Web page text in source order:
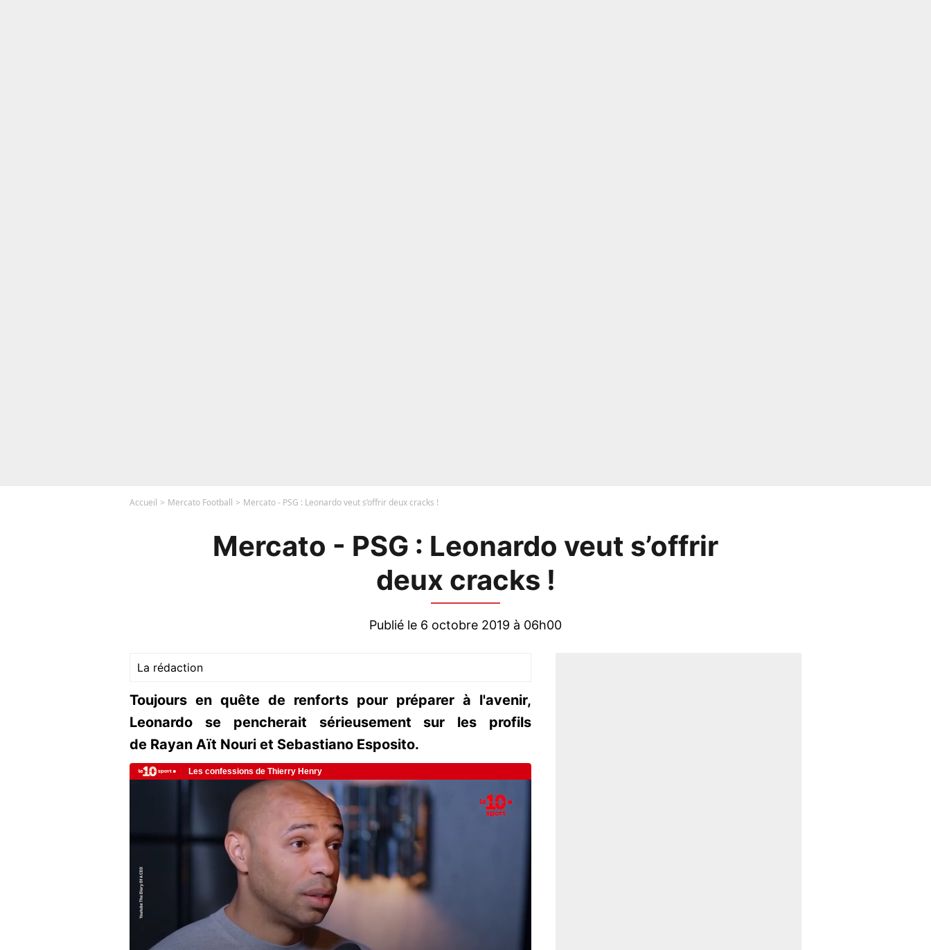
Accueil Mercato Football Mercato - PSG : Leonardo veut s’offrir deux cracks !
Mercato - PSG : Leonardo veut s’offrir
deux cracks !
Publié le 6 octobre 2019 à 06h00
La rédaction
Toujours en quête de renforts pour préparer à l'avenir,
Leonardo se pencherait sérieusement sur les profils
de Rayan Aït Nouri et Sebastiano Esposito.